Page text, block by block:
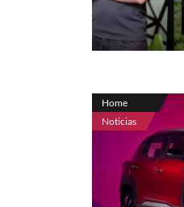
Home
Noticias